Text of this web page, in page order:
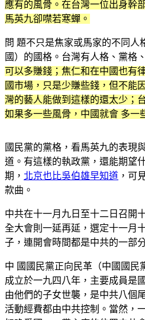
應有的風骨。在台灣一位出身幹
馬英九卻噤若寒蟬。
問 題不只是焦家或馬家的不同人
國）的國格。台灣有人格、黨格
可以多賺錢；焦仁和在中國也有
國市場，只是少賺些錢，但不能
灣的藝人能做到這樣的還太少；
如果多一些風骨，中國就會 多一
國民黨的黨格，看馬英九的表現
道。有這樣的執政黨，還能期望
期， 北京也比吳伯雄早知道 ，可
款曲。
中共在十一月九日至十二日召開
全大會則一延再延，選定十一月
子，連開會時間都是中共的一部
中 國國民黨正向民革（中國國民
成立於一九四八年，主要成員是
由他們的子女世襲，是中共八個
活動經費都由中共控制。當然，